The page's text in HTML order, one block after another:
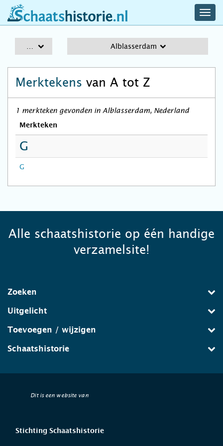
schaatshistorie.nl
Alblasserdam
Merktekens van A tot Z
1 merkteken gevonden in Alblasserdam, Nederland
Merkteken
G
G
Alle schaatshistorie op één handige
verzamelsite!
Zoeken
Uitgelicht
Toevoegen / wijzigen
Schaatshistorie
Dit is een website van
Stichting Schaatshistorie